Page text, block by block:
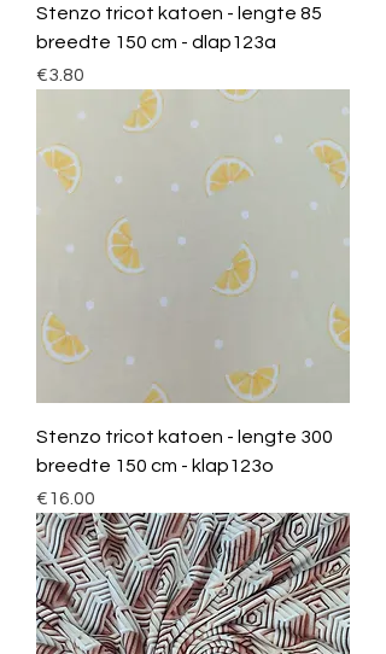
Stenzo tricot katoen - lengte 85
breedte 150 cm - dlap123a
Price
€3.80
Stenzo tricot katoen - lengte 300
breedte 150 cm - klap123o
Price
€16.00